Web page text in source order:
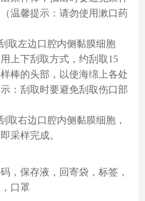
温馨提示：请勿使用漱口药
取左边口腔内侧黏膜细胞
上下刮取方式，约刮取15
棒的头部，以使海绵上各处
：刮取时要避免刮取伤口部
取右边口腔内侧黏膜细胞，
采样完成。
，保存液，回寄袋，标签，
口罩